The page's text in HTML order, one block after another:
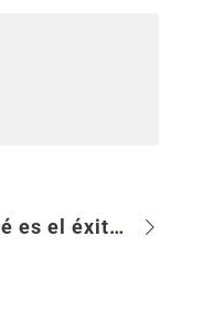
Friday Quote: ¿qué es el éxito?